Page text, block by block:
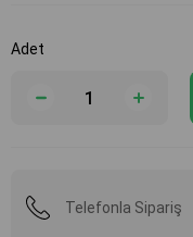
Adet
Telefonla Sipariş